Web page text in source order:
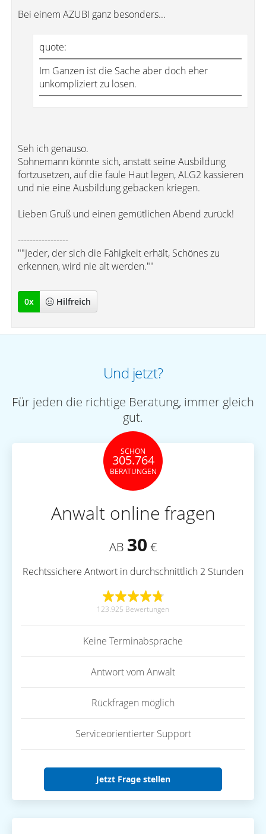
Bei einem AZUBI ganz besonders...
quote:
Im Ganzen ist die Sache aber doch eher
unkompliziert zu lösen.
Seh ich genauso.
Sohnemann könnte sich, anstatt seine Ausbildung
fortzusetzen, auf die faule Haut legen, ALG2 kassieren
und nie eine Ausbildung gebacken kriegen.
Lieben Gruß und einen gemütlichen Abend zurück!
-----------------
""Jeder, der sich die Fähigkeit erhält, Schönes zu
erkennen, wird nie alt werden.""
0x Hilfreich
Und jetzt?
Für jeden die richtige Beratung, immer gleich
gut.
SCHON
305.764
BERATUNGEN
Anwalt online fragen
AB 30 €
Rechtssichere Antwort in durchschnittlich 2 Stunden
123.925 Bewertungen
Keine Terminabsprache
Antwort vom Anwalt
Rückfragen möglich
Serviceorientierter Support
Jetzt Frage stellen